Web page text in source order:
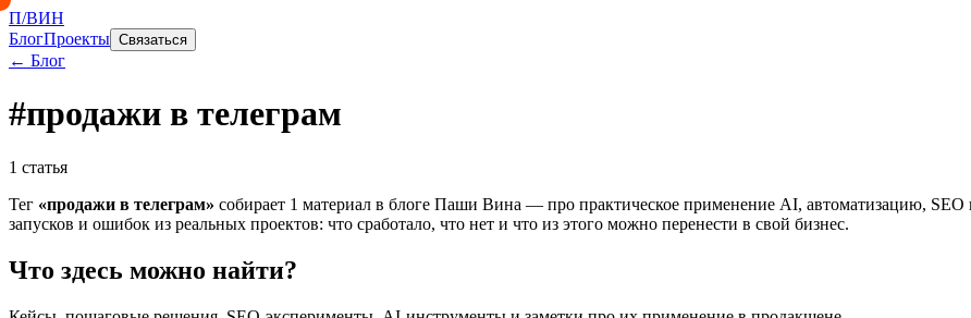
П/ВИН
БлогПроекты Связаться
← Блог
#продажи в телеграм
1 статья
Тег «продажи в телеграм» собирает 1 материал в блоге Паши Вина — про практическое применение AI, автоматизацию, SEO и
запусков и ошибок из реальных проектов: что сработало, что нет и что из этого можно перенести в свой бизнес.
Что здесь можно найти?